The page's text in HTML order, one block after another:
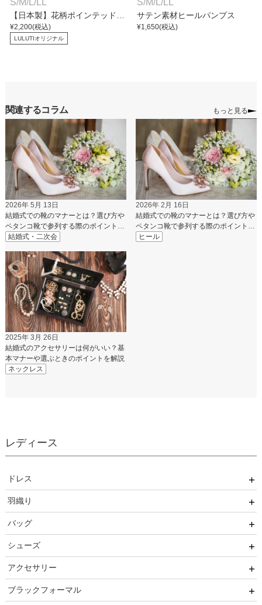
S/M/L /LL
【日本製】花柄ポインテッドト
ゥパンプス
¥2,200(税込)
LULUTIオリジナル
S/M/ /
サテン素材ヒールパンプス
¥1,650(税込)
関連するコラム もっと見る
2026年 5月 13日
結婚式での靴のマナーとは？選び方や
ペタンコ靴で参列する際のポイントを
紹介
結婚式・二次会
2026年 2月 16日
結婚式での靴のマナーとは？選び方や
ペタンコ靴で参列する際のポイントを
紹介
ヒール
2025年 3月 26日
結婚式のアクセサリーは何がいい？基
本マナーや選ぶときのポイントを解説
ネックレス
レディース
ドレス
ワンピース
パンツ
セットアップ
オールインワン
ブライズメイド
羽織り
ボレロ
ショール
ジャケット
カーディガン
バッグ
サブバッグ
クラッチバッグ
ハンドバッグ
シューズ
ヒール
ストラップ付き
アクセサリー
ネックレス
ブラックフォーマル